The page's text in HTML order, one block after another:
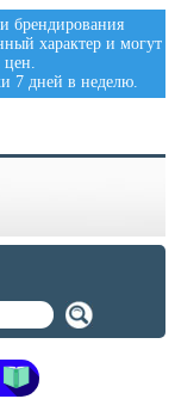
брендирования
характер и могут
цен.
7 дней в неделю.